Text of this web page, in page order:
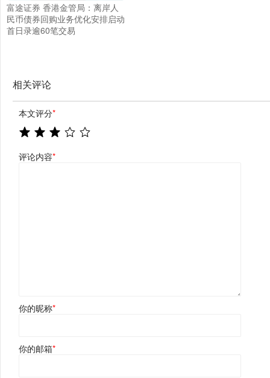
富途证券 香港金管局：离岸人
民币债券回购业务优化安排启动
首日录逾60笔交易
相关评论
本文评分*
评论内容*
你的昵称*
你的邮箱*